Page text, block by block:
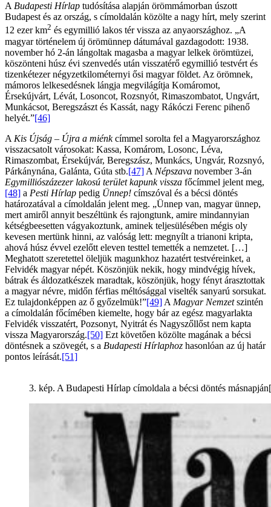
A Budapesti Hírlap tudósítása alapján örömmámorban úszott
Budapest és az ország, s címoldalán közölte a nagy hírt, mely szerint
12 ezer km2 és egymillió lakos tér vissza az anyaországhoz. „A
magyar történelem új örömünnep dátumával gazdagodott: 1938.
november hó 2-án lángoltak magasba a magyar lelkek örömtüzei,
köszönteni húsz évi szenvedés után visszatérő egymillió testvért és
tizenkétezer négyzetkilométernyi ősi magyar földet. Az örömnek,
mámoros lelkesedésnek lángja megvilágítja Komáromot,
Érsekújvárt, Lévát, Losoncot, Rozsnyót, Rimaszombatot, Ungvárt,
Munkácsot, Beregszászt és Kassát, nagy Rákóczi Ferenc pihenő
helyét.”[46]
A Kis Újság – Újra a miénkcímmel sorolta fel a Magyarországhoz
visszacsatolt városokat: Kassa, Komárom, Losonc, Léva,
Rimaszombat, Érsekújvár, Beregszász, Munkács, Ungvár, Rozsnyó,
Párkánynána, Galánta, Gúta stb.[47] A Népszava november 3-án
Egymilliószázezer lakosú terület kapunk vissza főcímmel jelent meg,
[48] a Pesti Hírlap pedig Ünnep! címszóval és a bécsi döntés
határozatával a címoldalán jelent meg. „Ünnep van, magyar ünnep,
mert amiről annyit beszéltünk és rajongtunk, amire mindannyian
kétségbeesetten vágyakoztunk, aminek teljesülésében mégis oly
kevesen mertünk hinni, az valóság lett: megnyílt a trianoni kripta,
ahová húsz évvel ezelőtt eleven testtel temették a nemzetet. […]
Meghatott szeretettel öleljük magunkhoz hazatért testvéreinket, a
Felvidék magyar népét. Köszönjük nekik, hogy mindvégig hívek,
bátrak és áldozatkészek maradtak, köszönjük, hogy fényt árasztottak
a magyar névre, midőn férfias méltósággal viselték sanyarú sorsukat.
Ez tulajdonképpen az ő győzelmük!”[49] A Magyar Nemzetszintén
a címoldalán főcímében kiemelte, hogy bár az egész magyarlakta
Felvidék visszatért, Pozsonyt, Nyitrát és Nagyszőllőst nem kapta
vissza Magyarország.[50] Ezt követően közölte magának a bécsi
döntésnek a szövegét, s a Budapesti Hírlaphoz hasonlóan az új határ
pontos leírását.[51]
3. kép. A Budapesti Hírlap címoldala a bécsi döntés